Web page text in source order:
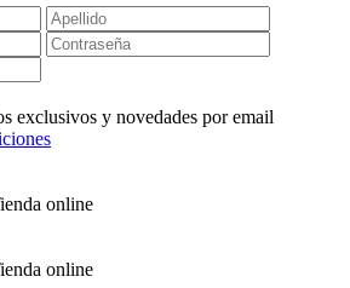
exclusivos y novedades por email